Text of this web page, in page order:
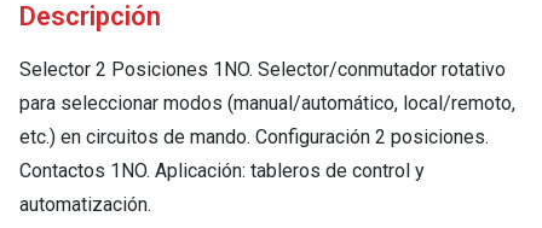
Descripción
Selector 2 Posiciones 1NO. Selector/conmutador rotativo
para seleccionar modos (manual/automático, local/remoto,
etc.) en circuitos de mando. Configuración 2 posiciones.
Contactos 1NO. Aplicación: tableros de control y
automatización.